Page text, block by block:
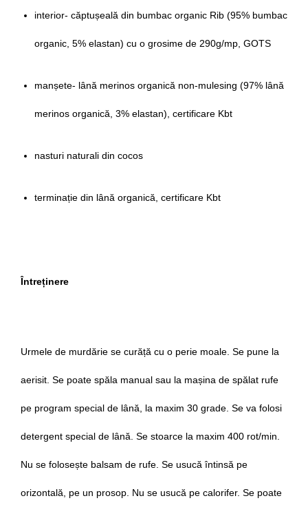
interior- căptușeală din bumbac organic Rib (95% bumbac
organic, 5% elastan) cu o grosime de 290g/mp, GOTS
manșete- lână merinos organică non-mulesing (97% lână
merinos organică, 3% elastan), certificare Kbt
nasturi naturali din cocos
terminație din lână organică, certificare Kbt
Întreținere
Urmele de murdărie se curăță cu o perie moale. Se pune la
aerisit. Se poate spăla manual sau la mașina de spălat rufe
pe program special de lână, la maxim 30 grade. Se va folosi
detergent special de lână. Se stoarce la maxim 400 rot/min.
Nu se folosește balsam de rufe. Se usucă întinsă pe
orizontală, pe un prosop. Nu se usucă pe calorifer. Se poate